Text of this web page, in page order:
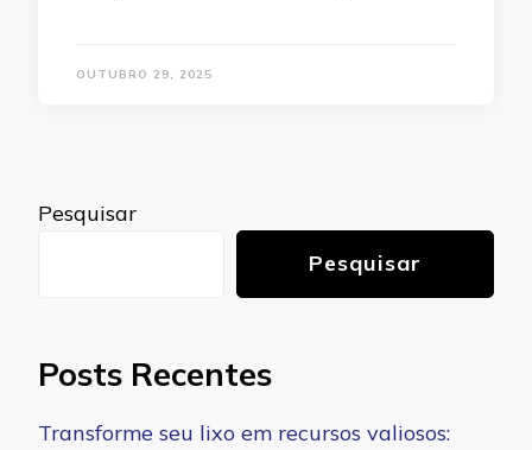
OUTUBRO 29, 2025
Pesquisar
Pesquisar
Posts Recentes
Transforme seu lixo em recursos valiosos: